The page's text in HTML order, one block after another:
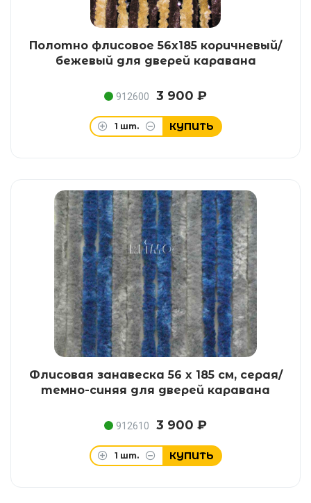
Полотно флисовое 56x185 коричневый/
бежевый для дверей каравана
912600 3 900 ₽
1 шт. КУПИТЬ
Флисовая занавеска 56 x 185 см, серая/
темно-синяя для дверей каравана
912610 3 900 ₽
1 шт. КУПИТЬ